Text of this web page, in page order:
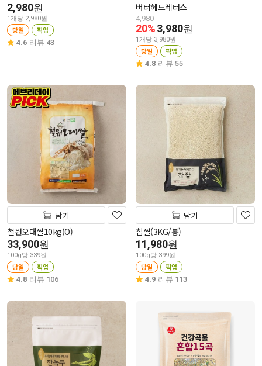
2,980원
1개당 2,980원
당일 픽업
4.6 리뷰 43
버터헤드레터스
4,980
20%3,980원
1개당 3,980원
당일 픽업
4.8 리뷰 55
담기
철원오대쌀10kg(O)
33,900원
100g당 339원
당일 픽업
4.8 리뷰 106
담기
찹쌀(3KG/봉)
11,980원
100g당 399원
당일 픽업
4.9 리뷰 113